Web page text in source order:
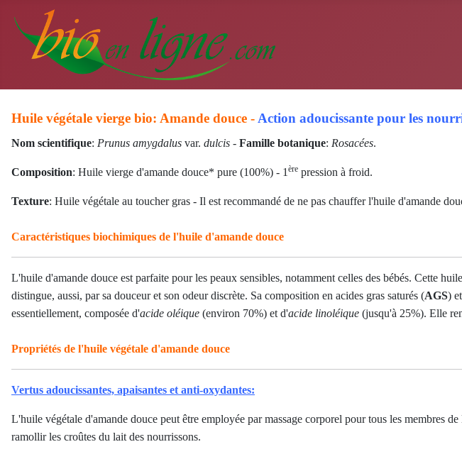
Huile végétale vierge bio: Amande douce - Action adoucissante pour les
Nom scientifique: Prunus amygdalus var. dulcis - Famille botanique: Rosacées.
Composition: Huile vierge d'amande douce* pure (100%) - 1 ère pression à froid.
Texture: Huile végétale au toucher gras - Il est recommandé de ne pas chauffer l'huile d'amande
Caractéristiques biochimiques de l'huile d'amande douce
L'huile d'amande douce est parfaite pour les peaux sensibles, notamment celles des bébés. Cette
distingue, aussi, par sa douceur et son odeur discrète. Sa composition en acides gras saturés (AGS)
essentiellement, composée d'acide oléique (environ 70%) et d'acide linoléique (jusqu'à 25%). Elle
Propriétés de l'huile végétale d'amande douce
Vertus adoucissantes, apaisantes et anti-oxydantes:
L'huile végétale d'amande douce peut être employée par massage corporel pour tous les membres
ramollir les croûtes du lait des nourrissons.